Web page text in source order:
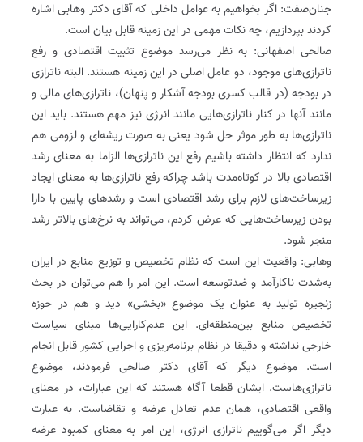
جنان‌صفت: اگر بخواهیم به عوامل داخلی که آقای دکتر وهابی اشاره
کردند بپردازیم، چه نکات مهمی در این زمینه قابل بیان است.
صالحی اصفهانی: به نظر می‌رسد موضوع تثبیت اقتصادی و رفع
ناترازی‌های موجود، دو عامل اصلی در این زمینه هستند. البته ناترازی
در بودجه (در قالب کسری بودجه آشکار و پنهان)، ناترازی‌های مالی و
مانند آنها در کنار ناترازی‌هایی مانند انرژی نیز مهم هستند. باید این
ناترازی‌ها به طور موثر حل شود یعنی به صورت ریشه‌ای و لزومی هم
ندارد که انتظار داشته باشیم رفع این ناترازی‌ها الزاما به معنای رشد
اقتصادی بالا در کوتاه‌مدت باشد چراکه رفع ناترازی‌ها به معنای ایجاد
زیرساخت‌های لازم برای رشد اقتصادی است و رشدهای پایین با دارا
بودن زیرساخت‌هایی که عرض کردم، می‌تواند به نرخ‌های بالاتر رشد
منجر شود.
وهابی: واقعیت این است که نظام تخصیص و توزیع منابع در ایران
به‌شدت ناکارآمد و ضدتوسعه است. این امر را هم می‌توان در بحث
زنجیره تولید به عنوان یک موضوع «بخشی» دید و هم در حوزه
تخصیص منابع بین‌منطقه‌ای. این عدم‌کارایی‌ها مبنای سیاست
خارجی نداشته و دقیقا در نظام برنامه‌ریزی و اجرایی کشور قابل انجام
است. موضوع دیگر که آقای دکتر صالحی فرمودند، موضوع
ناترازی‌هاست. ایشان قطعا آگاه هستند که این عبارات، در معنای
واقعی اقتصادی، همان عدم‌ تعادل عرضه و تقاضاست. به عبارت
دیگر اگر می‌گوییم ناترازی انرژی، این امر به معنای کمبود عرضه